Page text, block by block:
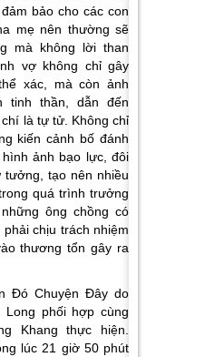
bảo cho các con
mẹ nên thường sẽ
mà không lời than
vợ không chỉ gây
xác, mà còn ảnh
tinh thần, dẫn đến
là tự tử. Không chỉ
kiến cảnh bố đánh
ảnh bạo lực, đôi
tưởng, tạo nên nhiều
quá trình trưởng
ông chồng có
chịu trách nhiệm
thương tổn gây ra
Đó Chuyện Đây do
phối hợp cùng
Khang thực hiện.
lúc 21 giờ 50 phút